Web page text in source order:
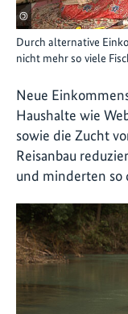
©
Durch alternative
nicht mehr so viele
Neue
Haushalte wie
sowie die Zucht
Reisanbau
und minderten so